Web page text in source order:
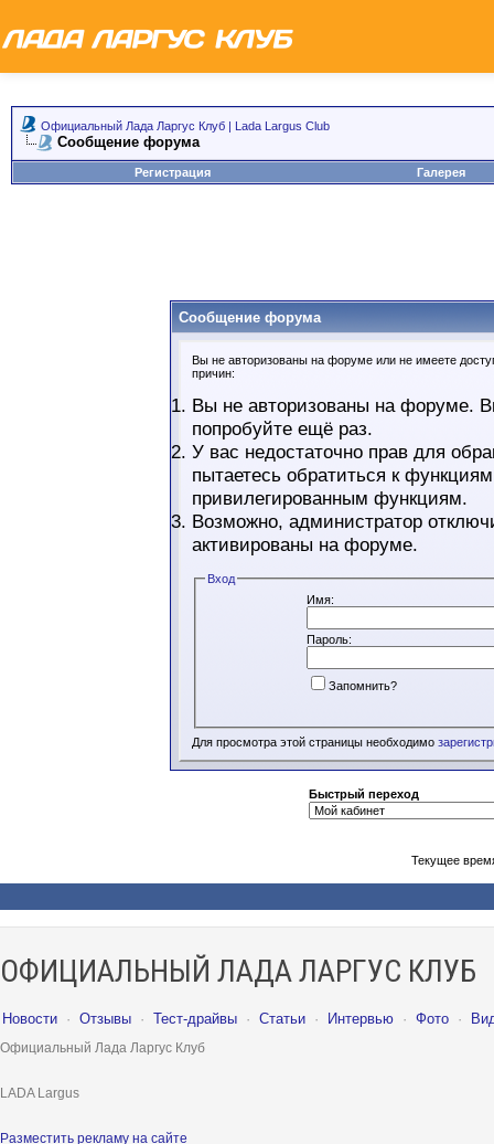
Официальный Лада Ларгус Клуб | Lada Largus Club
Сообщение форума
Регистрация Галерея
Сообщение форума
Вы не авторизованы на форуме или не имеете
причин:
Вы не авторизованы на форуме.
попробуйте ещё раз.
У вас недостаточно прав для
пытаетесь обратиться к
привилегированным функциям.
Возможно, администратор
активированы на форуме.
Вход
Имя:
Пароль:
Запомнить?
Для просмотра этой страницы необходимо
Быстрый переход
Текущее
ОФИЦИАЛЬНЫЙ ЛАДА ЛАРГУС КЛУБ
Новости · Отзывы · Тест-драйвы · Статьи · Интервью · Фото ·
Официальный Лада Ларгус Клуб
LADA Largus
Разместить рекламу на сайте